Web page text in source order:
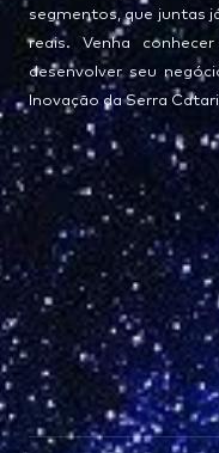
segmentos, que juntas
reais. Venha
desenvolver seu
Inovação da Serra